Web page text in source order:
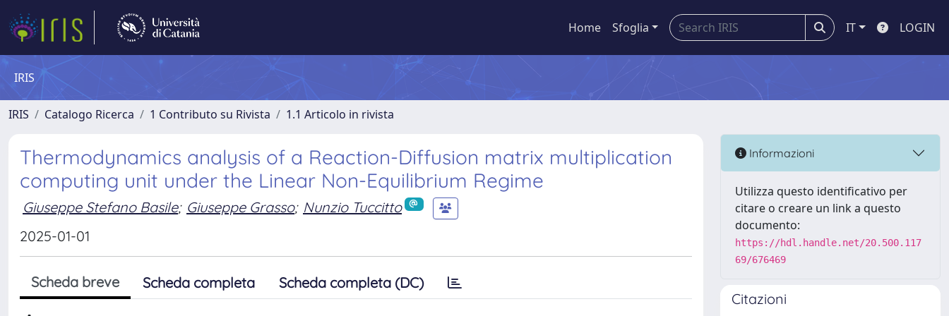
Home Sfoglia IT LOGIN
IRIS
IRIS Catalogo Ricerca 1 Contributo su Rivista 1.1 Articolo in rivista
Thermodynamics analysis of a Reaction-Diffusion matrix multiplication
computing unit under the Linear Non-Equilibrium Regime
Giuseppe Stefano Basile; Giuseppe Grasso; Nunzio Tuccitto
2025-01-01
Scheda breve Scheda completa Scheda completa (DC)
Informazioni
Utilizza questo identificativo per
citare o creare un link a questo
documento:
https://hdl.handle.net/20.500.117
69/676469
Citazioni